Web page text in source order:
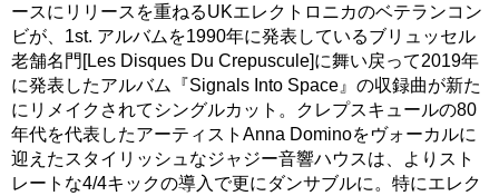
ースにリリースを重ねるUKエレクトロニカのベテランコン
ビが、1st. アルバムを1990年に発表しているブリュッセル
老舗名門[Les Disques Du Crepuscule]に舞い戻って2019年
に発表したアルバム『Signals Into Space』の収録曲が新た
にリメイクされてシングルカット。クレプスキュールの80
年代を代表したアーティストAnna Dominoをヴォーカルに
迎えたスタイリッシュなジャジー音響ハウスは、よりスト
レートな4/4キックの導入で更にダンサブルに。特にエレク